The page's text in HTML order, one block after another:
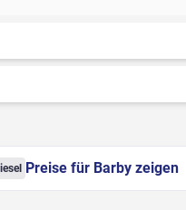
Preise für Barby zeigen